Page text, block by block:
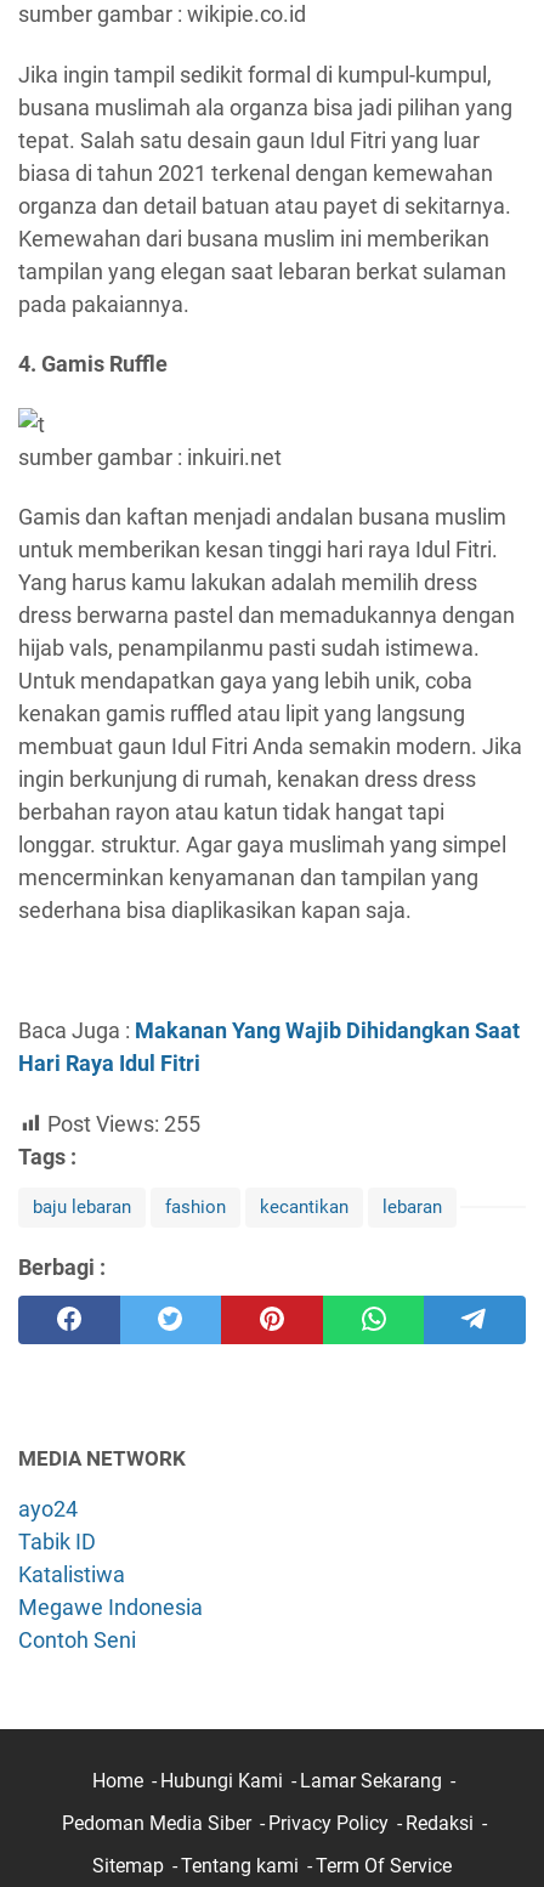
sumber gambar : wikipie.co.id
Jika ingin tampil sedikit formal di kumpul-kumpul,
busana muslimah ala organza bisa jadi pilihan yang
tepat. Salah satu desain gaun Idul Fitri yang luar
biasa di tahun 2021 terkenal dengan kemewahan
organza dan detail batuan atau payet di sekitarnya.
Kemewahan dari busana muslim ini memberikan
tampilan yang elegan saat lebaran berkat sulaman
pada pakaiannya.
4. Gamis Ruffle
sumber gambar : inkuiri.net
Gamis dan kaftan menjadi andalan busana muslim
untuk memberikan kesan tinggi hari raya Idul Fitri.
Yang harus kamu lakukan adalah memilih dress
dress berwarna pastel dan memadukannya dengan
hijab vals, penampilanmu pasti sudah istimewa.
Untuk mendapatkan gaya yang lebih unik, coba
kenakan gamis ruffled atau lipit yang langsung
membuat gaun Idul Fitri Anda semakin modern. Jika
ingin berkunjung di rumah, kenakan dress dress
berbahan rayon atau katun tidak hangat tapi
longgar. struktur. Agar gaya muslimah yang simpel
mencerminkan kenyamanan dan tampilan yang
sederhana bisa diaplikasikan kapan saja.
Baca Juga : Makanan Yang Wajib Dihidangkan Saat
Hari Raya Idul Fitri
Post Views: 255
Tags :
baju lebaran fashion kecantikan lebaran
Berbagi :
MEDIA NETWORK
ayo24
Tabik ID
Katalistiwa
Megawe Indonesia
Contoh Seni
Home Hubungi Kami
Lamar Sekarang
Pedoman Media Siber
Privacy Policy
Redaksi
Sitemap
Tentang kami Term Of Service